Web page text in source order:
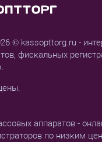
© kassopttorg.ru -
фискальных
аппаратов -
по низким